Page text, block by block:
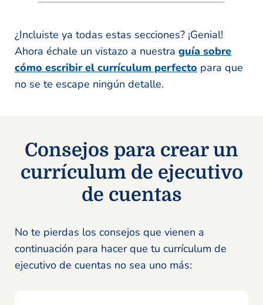
¿Incluiste ya todas estas secciones? ¡Genial!
Ahora échale un vistazo a nuestra guía sobre
cómo escribir el currículum perfecto para que
no se te escape ningún detalle.
Consejos para crear un
currículum de ejecutivo
de cuentas
No te pierdas los consejos que vienen a
continuación para hacer que tu currículum de
ejecutivo de cuentas no sea uno más: